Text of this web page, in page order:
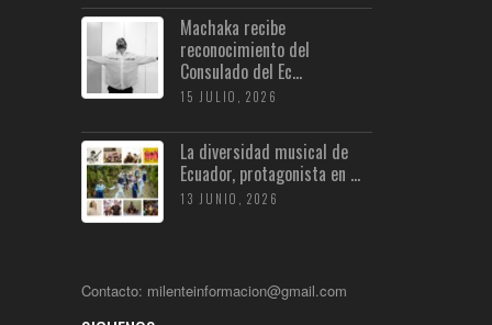
Machaka recibe
reconocimiento del
Consulado del Ec...
15 JULIO, 2026
La diversidad musical de
Ecuador, protagonista en ...
13 JUNIO, 2026
Contacto: milenteinformacion@gmail.com